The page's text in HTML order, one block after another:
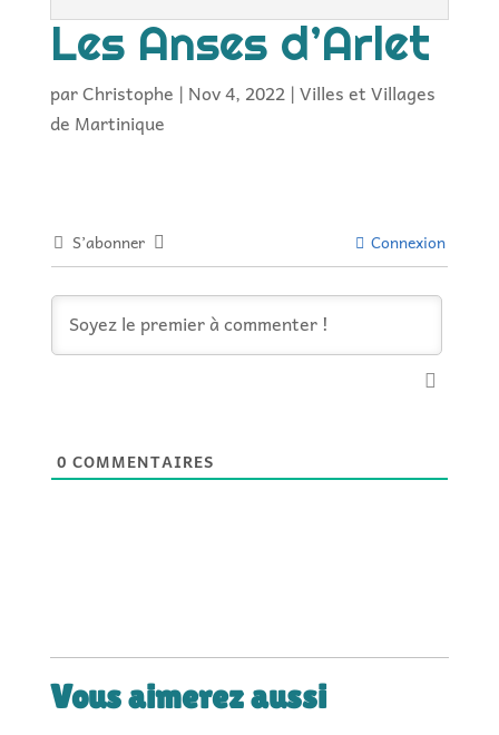
Les Anses d’Arlet
parChristophe | Nov 4, 2022|Villes et Villages
de Martinique
S’abonner Connexion
0 COMMENTAIRES
Vous aimerez aussi